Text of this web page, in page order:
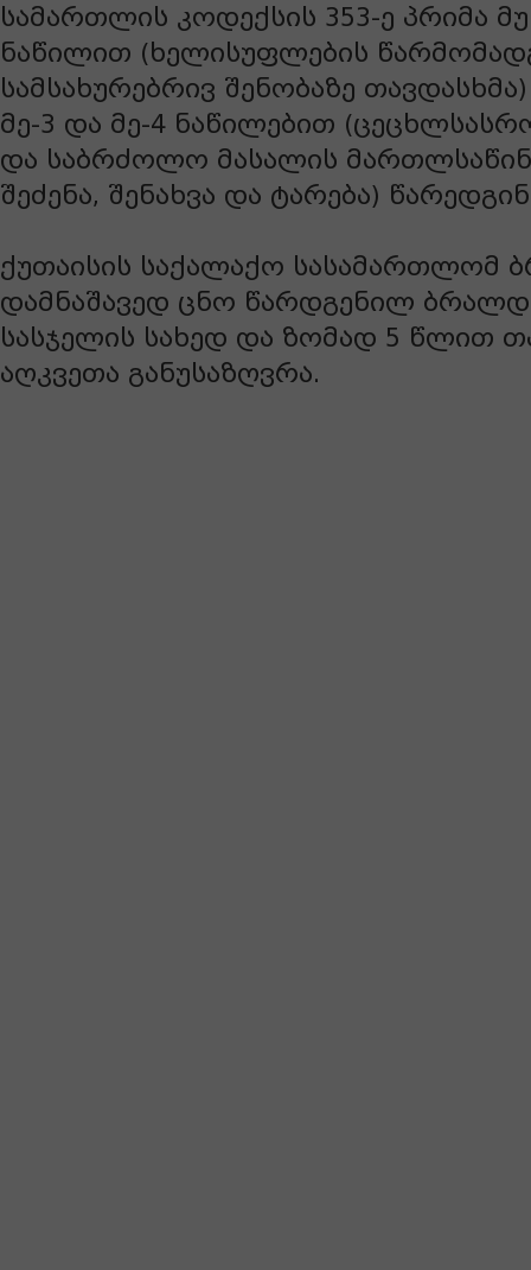
სამართლის კოდექსის 353-ე პრიმა
ნაწილით (ხელისუფლების
სამსახურებრივ შენობაზე
მე-3 და მე-4 ნაწილებით
და საბრძოლო მასალის
შეძენა, შენახვა და ტარება)
ქუთაისის საქალაქო სასამართლომ
დამნაშავედ ცნო წარდგენილ
სასჯელის სახედ და ზომად 5 წლით
აღკვეთა განუსაზღვრა.